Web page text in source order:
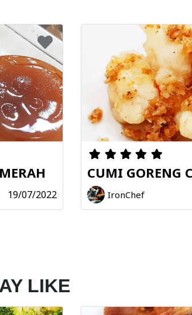
19/07/2022
CUMI GORENG
IronChef
LIKE